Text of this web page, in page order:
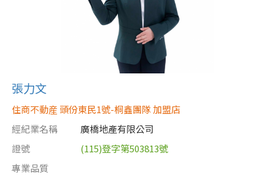
30-40 年
售價
張力文
住商不動産 頭份東民1號-桐鑫團隊 加盟店
經紀業名稱
廣橋地產有限公司
證號
(115)登字第503813號
專業品質